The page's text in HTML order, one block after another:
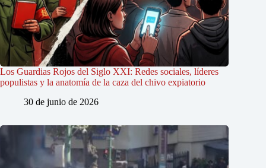
Los Guardias Rojos del Siglo XXI: Redes sociales, líderes
populistas y la anatomía de la caza del chivo expiatorio
30 de junio de 2026